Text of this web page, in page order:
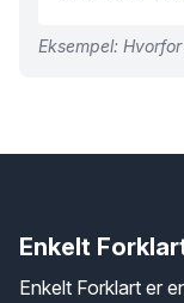
Eksempel:
Enkelt
Enkelt Forklart er